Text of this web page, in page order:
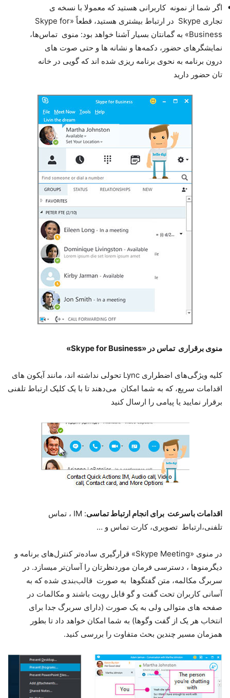
اگر شما از نمونه کاربرانی هستید که معمولا با نسخه ی
تجاری Skype در ارتباط بیشتری هستید، قطعاً «Skype for
Business» به گمانتان بسیار آشنا خواهد بود: منوی تماس‌ها،
نمایشگرهای حضور، دکمه‌ها و نشانه ها و حتی صوت های
درون برنامه به نحوی برنامه ریزی شده اند که گویی در خانه
تان حضور دارید
منوی برقراری تماس‌ در «Skype for Business»
کلیه ویژگی‌های اضطراری Lync تحولی نداشته اند، مانند آیکون های
اقدامات سریع، که به شما امکان می‌دهند تا با یک کلیک ارتباط تلفنی
برقرار نمایید یا پیامی را ارسال کنید
اقدامات باسرعت برای انجام ارتباط تماسی
: IM ، تماس
تلفنی،ارتباط تصویری، کارت تماس و …
در منوی «Skype Meeting» قرارگیری ساده‌تر کنترل‌های برنامه و
دیگرمنوها ، دسترسی فرمان موردنظرتان را آسان‌تر میسازد. در
سربرگ مکالمه، متن گفتگوها به صورت قالب‌بندی شده که به
آسانی کاربران تحت گفت‌ و گو قابل رویت باشند و مکالمات در
صفحه های متوالی ولی به یک صورت (دارای سربرگ جدا برای
انتخاب هر یک از گفت وگوها) به شما امکان خواهد داد تا بطور
همزمان مسیر چندین بحث متفاوت را بررسی کنید.